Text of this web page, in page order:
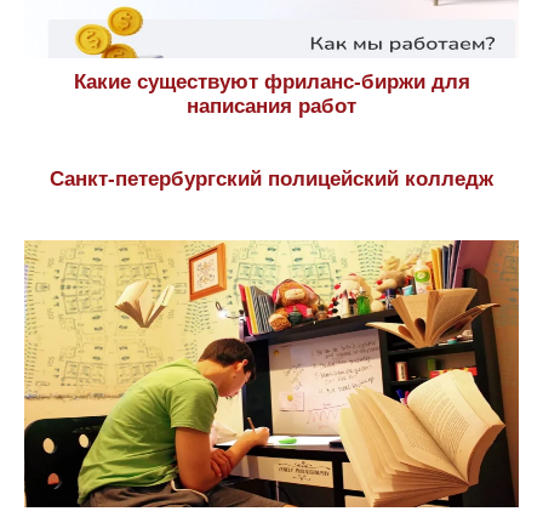
Какие существуют фриланс-биржи для
написания работ
Санкт-петербургский полицейский колледж